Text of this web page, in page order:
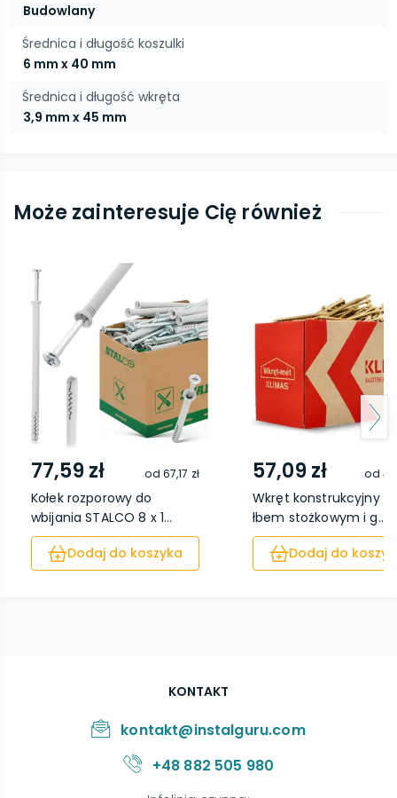
Budowlany
Średnica i długość koszulki
6 mm x 40 mm
Średnica i długość wkręta
3,9 mm x 45 mm
Może zainteresuje Cię również
77,59 zł od 67,17 zł
Kołek rozporowy do
wbijania STALCO 8 x 1...
Dodaj do koszyka
57,09 zł od
Wkręt konstrukcyjny z
łbem stożkowym i g...
Dodaj do
KONTAKT
kontakt@instalguru.com
+48 882 505 980